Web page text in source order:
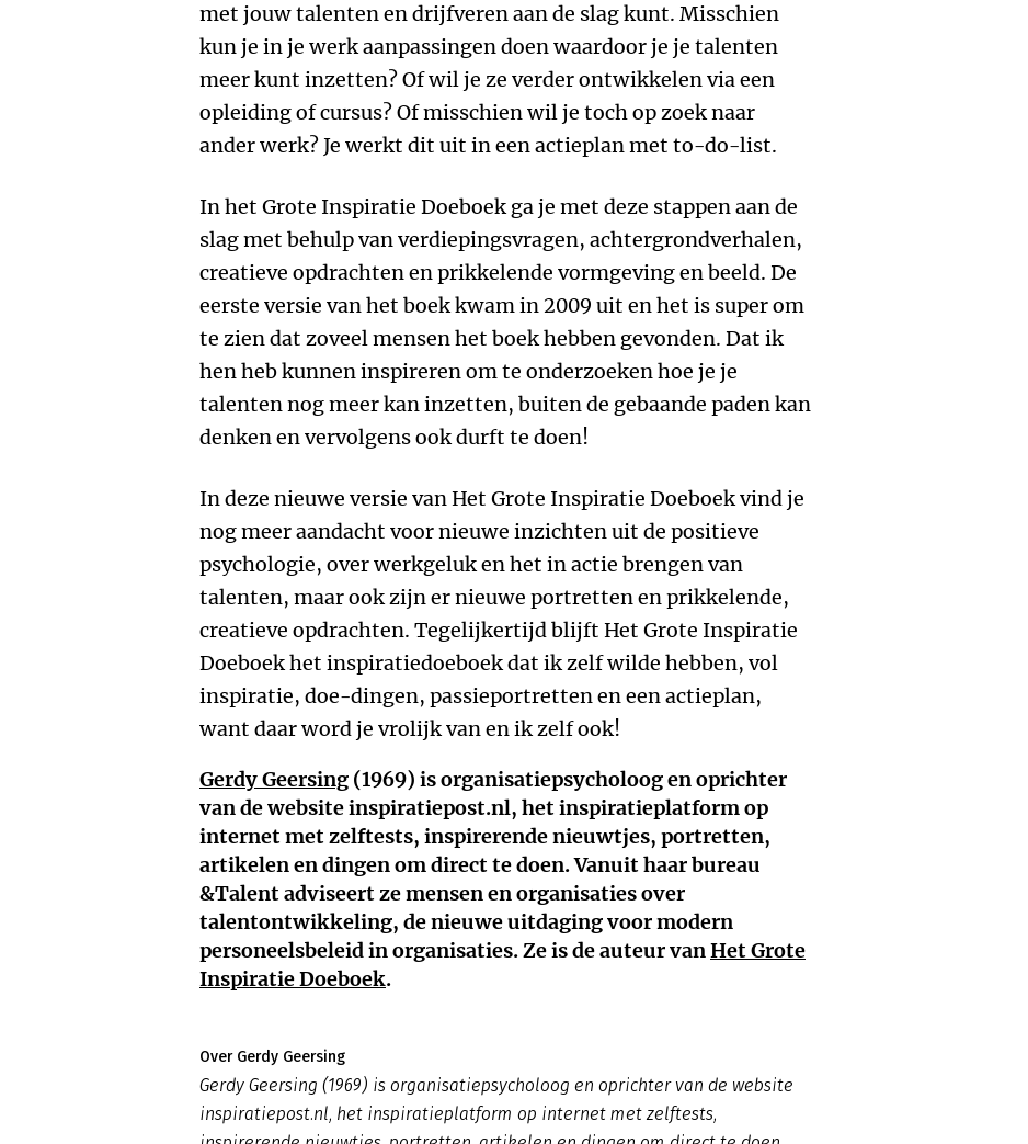
met jouw talenten en drijfveren aan de slag kunt. Misschien
kun je in je werk aanpassingen doen waardoor je je talenten
meer kunt inzetten? Of wil je ze verder ontwikkelen via een
opleiding of cursus? Of misschien wil je toch op zoek naar
ander werk? Je werkt dit uit in een actieplan met to-do-list.
In het Grote Inspiratie Doeboek ga je met deze stappen aan de
slag met behulp van verdiepingsvragen, achtergrondverhalen,
creatieve opdrachten en prikkelende vormgeving en beeld. De
eerste versie van het boek kwam in 2009 uit en het is super om
te zien dat zoveel mensen het boek hebben gevonden. Dat ik
hen heb kunnen inspireren om te onderzoeken hoe je je
talenten nog meer kan inzetten, buiten de gebaande paden kan
denken en vervolgens ook durft te doen!
In deze nieuwe versie van Het Grote Inspiratie Doeboek vind je
nog meer aandacht voor nieuwe inzichten uit de positieve
psychologie, over werkgeluk en het in actie brengen van
talenten, maar ook zijn er nieuwe portretten en prikkelende,
creatieve opdrachten. Tegelijkertijd blijft Het Grote Inspiratie
Doeboek het inspiratiedoeboek dat ik zelf wilde hebben, vol
inspiratie, doe-dingen, passieportretten en een actieplan,
want daar word je vrolijk van en ik zelf ook!
Gerdy Geersing (1969) is organisatiepsycholoog en oprichter
van de website inspiratiepost.nl, het inspiratieplatform op
internet met zelftests, inspirerende nieuwtjes, portretten,
artikelen en dingen om direct te doen. Vanuit haar bureau
&Talent adviseert ze mensen en organisaties over
talentontwikkeling, de nieuwe uitdaging voor modern
personeelsbeleid in organisaties. Ze is de auteur vanHet Grote
Inspiratie Doeboek.
Over Gerdy Geersing
Gerdy Geersing (1969) is organisatiepsycholoog en oprichter van de website
inspiratiepost.nl, het inspiratieplatform op internet met zelftests,